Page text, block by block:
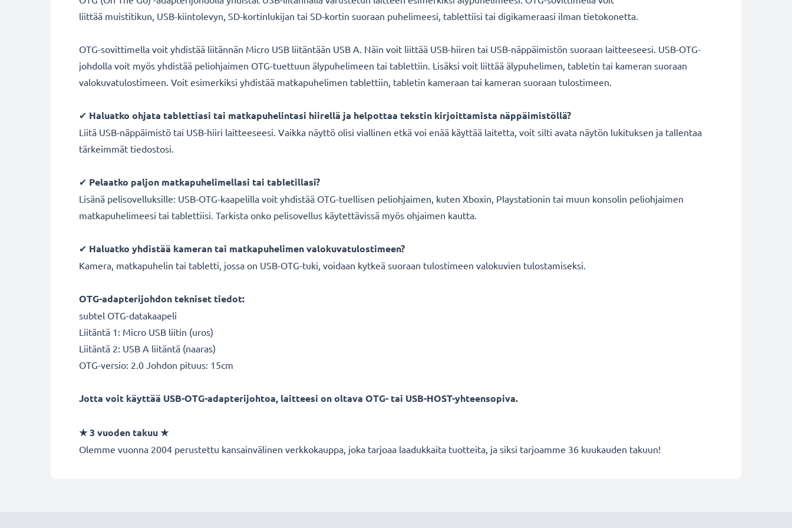
liittää muistitikun, USB-kiintolevyn, SD-kortinlukijan tai SD-kortin suoraan puhelimeesi, tablettiisi tai digikameraasi ilman tietokonetta.
OTG-sovittimella voit yhdistää liitännän Micro USB liitäntään USB A. Näin voit liittää USB-hiiren tai USB-näppäimistön suoraan laitteeseesi. USB-OTG-
johdolla voit myös yhdistää peliohjaimen OTG-tuettuun älypuhelimeen tai tablettiin. Lisäksi voit liittää älypuhelimen, tabletin tai kameran suoraan
valokuvatulostimeen. Voit esimerkiksi yhdistää matkapuhelimen tablettiin, tabletin kameraan tai kameran suoraan tulostimeen.
✔ Haluatko ohjata tablettiasi tai matkapuhelintasi hiirellä ja helpottaa tekstin kirjoittamista näppäimistöllä?
Liitä USB-näppäimistö tai USB-hiiri laitteeseesi. Vaikka näyttö olisi viallinen etkä voi enää käyttää laitetta, voit silti avata näytön lukituksen ja tallentaa
tärkeimmät tiedostosi.
✔ Pelaatko paljon matkapuhelimellasi tai tabletillasi?
Lisänä pelisovelluksille: USB-OTG-kaapelilla voit yhdistää OTG-tuellisen peliohjaimen, kuten Xboxin, Playstationin tai muun konsolin peliohjaimen
matkapuhelimeesi tai tablettiisi. Tarkista onko pelisovellus käytettävissä myös ohjaimen kautta.
✔ Haluatko yhdistää kameran tai matkapuhelimen valokuvatulostimeen?
Kamera, matkapuhelin tai tabletti, jossa on USB-OTG-tuki, voidaan kytkeä suoraan tulostimeen valokuvien tulostamiseksi.
OTG-adapterijohdon tekniset tiedot:
subtel OTG-datakaapeli
Liitäntä 1: Micro USB liitin (uros)
Liitäntä 2: USB A liitäntä (naaras)
OTG-versio: 2.0 Johdon pituus: 15cm
Jotta voit käyttää USB-OTG-adapterijohtoa, laitteesi on oltava OTG- tai USB-HOST-yhteensopiva.
★ 3 vuoden takuu ★
Olemme vuonna 2004 perustettu kansainvälinen verkkokauppa, joka tarjoaa laadukkaita tuotteita, ja siksi tarjoamme 36 kuukauden takuun!